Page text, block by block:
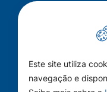
Este site utiliza
navegação e